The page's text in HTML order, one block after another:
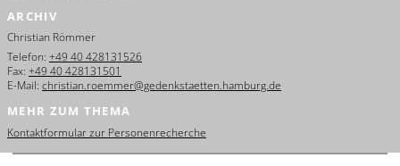
Français
Dansk
Español
ARCHIV
Christian Römmer
Telefon: +49 40 428131526
Fax: +49 40 428131501
E-Mail: christian.roemmer@gedenkstaetten.hamburg.de
MEHR ZUM THEMA
Kontaktformular zur Personenrecherche